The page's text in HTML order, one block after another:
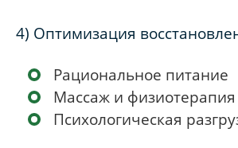
4) Оптимизация
Рациональное питание
Массаж и физиотерапия
Психологическая